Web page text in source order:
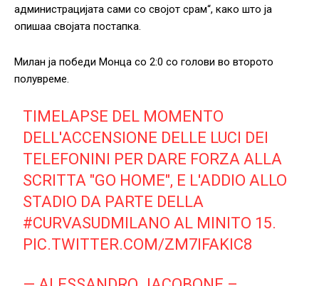
администрацијата сами со својот срам“, како што ја
опишаа својата постапка.
Милан ја победи Монца со 2:0 со голови во второто
полувреме.
TIMELAPSE DEL MOMENTO
DELL'ACCENSIONE DELLE LUCI DEI
TELEFONINI PER DARE FORZA ALLA
SCRITTA "GO HOME", E L'ADDIO ALLO
STADIO DA PARTE DELLA
#CURVASUDMILANO AL MINITO 15.
PIC.TWITTER.COM/ZM7IFAKIC8